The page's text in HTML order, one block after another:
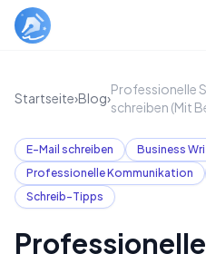
Startseite›Blog›
Professionelle
schreiben (Mit
E-Mail schreiben
Business
Professionelle Kommunikation
Schreib-Tipps